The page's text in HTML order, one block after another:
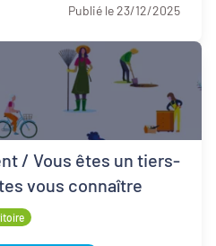
Publié le 23/12/2025
/ Vous êtes un tiers-
vous connaître